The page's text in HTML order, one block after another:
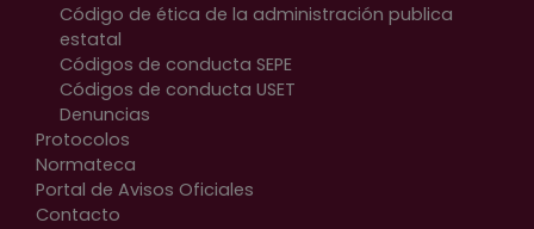
Código de ética de la administración publica
estatal
Códigos de conducta SEPE
Códigos de conducta USET
Denuncias
Protocolos
Normateca
Portal de Avisos Oficiales
Contacto